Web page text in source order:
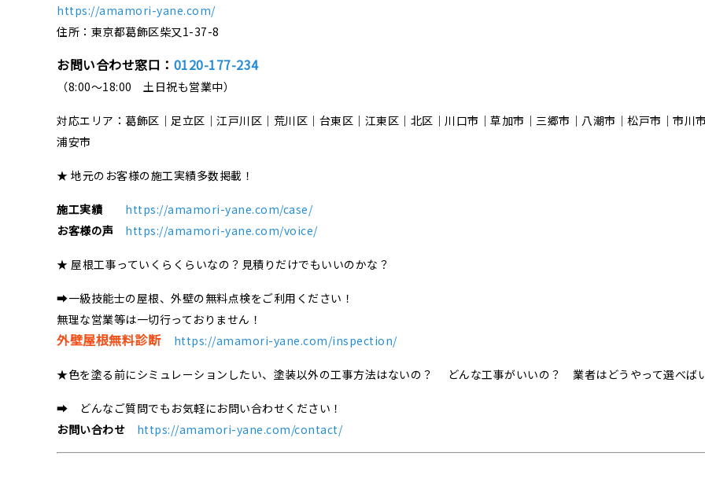
https://amamori-yane.com/
住所：東京都葛飾区柴又1-37-8
お問い合わせ窓口： 0120-177-234
（8:00～18:00 土日祝も営業中）
対応エリア：葛飾区｜足立区｜江戸川区｜荒川区｜台東区｜江東区｜北区｜川口市｜草加市｜三郷市｜八潮市｜松⼾市｜市川
浦安市
★ 地元のお客様の施工実績多数掲載！
施工実績
https://amamori-yane.com/case/
お客様の声
https://amamori-yane.com/voice/
★ 屋根工事っていくらくらいなの？見積りだけでもいいのかな？
➡一級技能士の屋根、外壁の無料点検をご利用ください！
無理な営業等は一切行っておりません！
外壁屋根無料診断 https://amamori-yane.com/inspection/
★色を塗る前にシミュレーションしたい、塗装以外の工事方法はないの？ どんな工事がいいの？ 業者はどうやって選べば
➡ どんなご質問でもお気軽にお問い合わせください！
お問い合わせ
https://amamori-yane.com/contact/